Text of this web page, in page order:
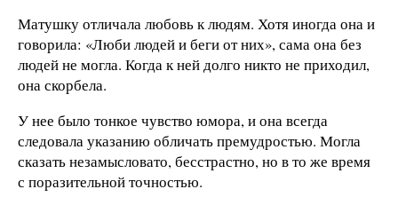
Матушку отличала любовь к людям. Хотя иногда она и
говорила: «Люби людей и беги от них», сама она без
людей не могла. Когда к ней долго никто не приходил,
она скорбела.
У нее было тонкое чувство юмора, и она всегда
следовала указанию обличать премудростью. Могла
сказать незамысловато, бесстрастно, но в то же время
с поразительной точностью.